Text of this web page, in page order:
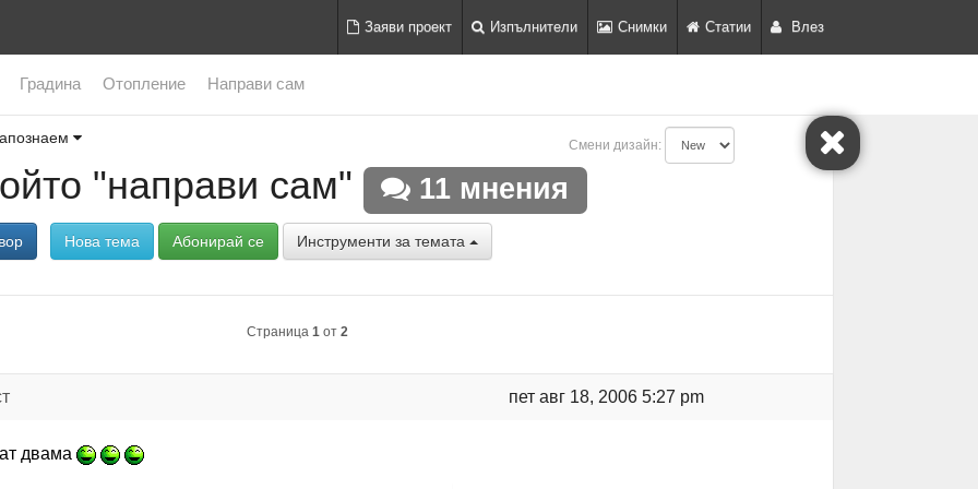
Заяви проект Изпълнители Снимки Статии Влез
Градина Отопление Направи сам
Смени дизайн:
"направи сам" 11 мнения
Нова тема Абонирай се Инструменти за темата
Страница 1от 2
пет авг 18, 2006 5:27 pm
двама